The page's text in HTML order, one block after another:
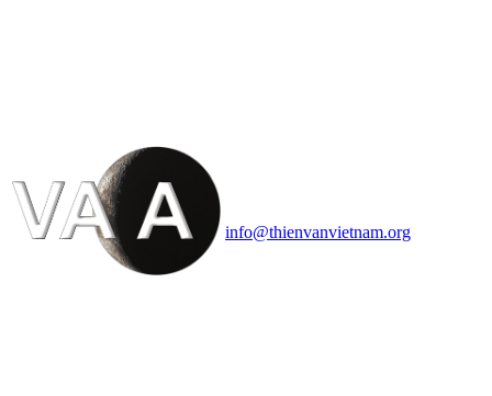
info@thienvanvietnam.org